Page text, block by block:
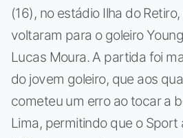
(16), no estádio Ilha do
voltaram para o goleiro
Lucas Moura. A partida foi
do jovem goleiro, que aos
cometeu um erro ao tocar a
Lima, permitindo que o Sport